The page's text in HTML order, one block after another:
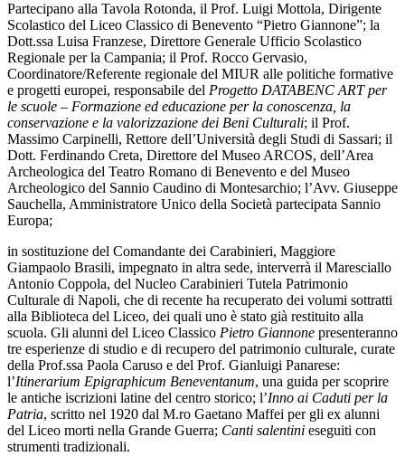
Partecipano alla Tavola Rotonda, il Prof. Luigi Mottola, Dirigente
Scolastico del Liceo Classico di Benevento “Pietro Giannone”; la
Dott.ssa Luisa Franzese, Direttore Generale Ufficio Scolastico
Regionale per la Campania; il Prof. Rocco Gervasio,
Coordinatore/Referente regionale del MIUR alle politiche formative
e progetti europei, responsabile del Progetto DATABENC ART per
le scuole – Formazione ed educazione per la conoscenza, la
conservazione e la valorizzazione dei Beni Culturali; il Prof.
Massimo Carpinelli, Rettore dell’Università degli Studi di Sassari; il
Dott. Ferdinando Creta, Direttore del Museo ARCOS, dell’Area
Archeologica del Teatro Romano di Benevento e del Museo
Archeologico del Sannio Caudino di Montesarchio; l’Avv. Giuseppe
Sauchella, Amministratore Unico della Società partecipata Sannio
Europa;
in sostituzione del Comandante dei Carabinieri, Maggiore
Giampaolo Brasili, impegnato in altra sede, interverrà il Maresciallo
Antonio Coppola, del Nucleo Carabinieri Tutela Patrimonio
Culturale di Napoli, che di recente ha recuperato dei volumi sottratti
alla Biblioteca del Liceo, dei quali uno è stato già restituito alla
scuola. Gli alunni del Liceo Classico Pietro Giannone presenteranno
tre esperienze di studio e di recupero del patrimonio culturale, curate
della Prof.ssa Paola Caruso e del Prof. Gianluigi Panarese:
l’Itinerarium Epigraphicum Beneventanum, una guida per scoprire
le antiche iscrizioni latine del centro storico; l’Inno ai Caduti per la
Patria, scritto nel 1920 dal M.ro Gaetano Maffei per gli ex alunni
del Liceo morti nella Grande Guerra; Canti salentini eseguiti con
strumenti tradizionali.